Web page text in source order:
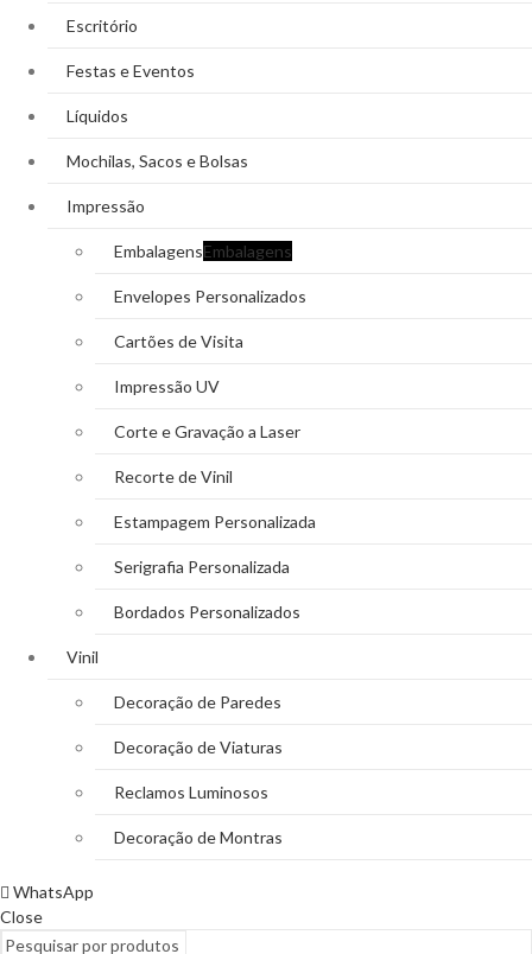
Escritório
Festas e Eventos
Líquidos
Mochilas, Sacos e Bolsas
Impressão
EmbalagensEmbalagens
Envelopes Personalizados
Cartões de Visita
Impressão UV
Corte e Gravação a Laser
Recorte de Vinil
Estampagem Personalizada
Serigrafia Personalizada
Bordados Personalizados
Vinil
Decoração de Paredes
Decoração de Viaturas
Reclamos Luminosos
Decoração de Montras
WhatsApp
Close